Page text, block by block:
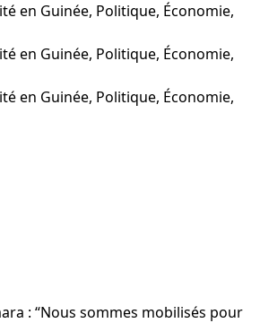
: “Nous sommes mobilisés pour